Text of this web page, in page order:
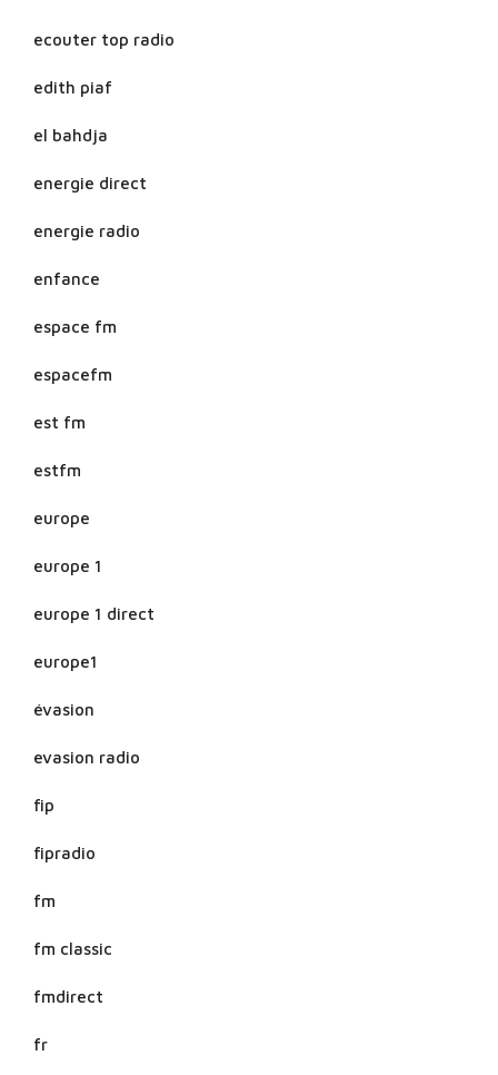
ecouter top radio
edith piaf
el bahdja
energie direct
energie radio
enfance
espace fm
espacefm
est fm
estfm
europe
europe 1
europe 1 direct
europe1
évasion
evasion radio
fip
fipradio
fm
fm classic
fmdirect
fr